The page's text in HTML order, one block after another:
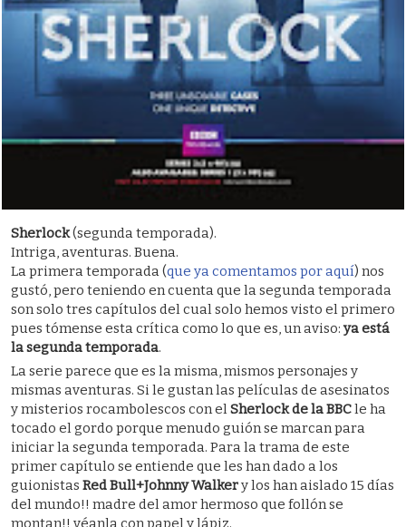
Sherlock(segunda temporada).
Intriga, aventuras. Buena.
La primera temporada (que ya comentamos por aquí) nos
gustó, pero teniendo en cuenta que la segunda temporada
son solo tres capítulos del cual solo hemos visto el primero
pues tómense esta crítica como lo que es, un aviso: ya está
la segunda temporada.
La serie parece que es la misma, mismos personajes y
mismas aventuras. Si le gustan las películas de asesinatos
y misterios rocambolescos con elSherlock de la BBCle ha
tocado el gordo porque menudo guión se marcan para
iniciar la segunda temporada. Para la trama de este
primer capítulo se entiende que les han dado a los
guionistas Red Bull+Johnny Walkery los han aislado 15 días
del mundo!! madre del amor hermoso que follón se
montan!! véanla con papel y lápiz.